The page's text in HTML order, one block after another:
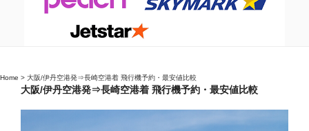
Home > 大阪/伊丹空港発⇒長崎空港着 飛行機予約・最安値比較
大阪/伊丹空港発⇒長崎空港着 飛行機予約・最安値比較